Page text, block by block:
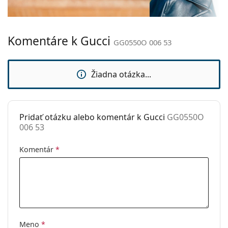
Šírka mostíka:
16 mm
Nastaviteľné
Nie
Nie
Príslušenstvo
Puzdro:
Áno
handrička:
Ostatné
Značka:
Gucci
Komentáre k Gucci GG0550O 006 53
Žiadna otázka...
Pridať otázku alebo komentár k Gucci GG0550O
006 53
Komentár *
Meno *